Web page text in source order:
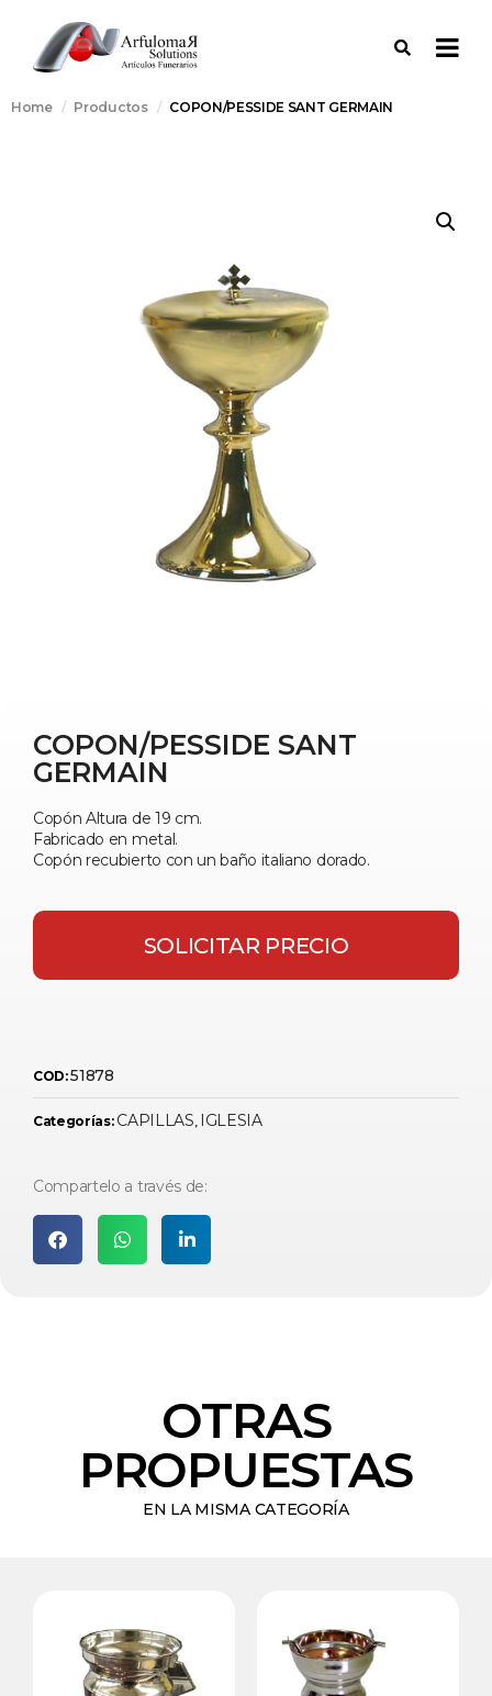
Home Productos COPON/PESSIDE SANT GERMAIN
COPON/PESSIDE SANT
GERMAIN
Copón Altura de 19 cm.
Fabricado en metal.
Copón recubierto con un baño italiano dorado.
SOLICITAR PRECIO
COD:51878
Categorías: CAPILLAS, IGLESIA
Compartelo a través de:
OTRAS
PROPUESTAS
EN LA MISMA CATEGORÍA